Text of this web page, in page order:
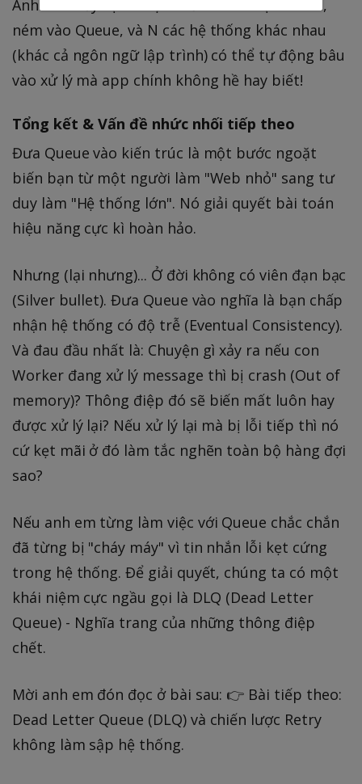
Anh em thấy sự kì diệu chưa? 1 tác vụ sinh ra,
ném vào Queue, và N các hệ thống khác nhau
(khác cả ngôn ngữ lập trình) có thể tự động bâu
vào xử lý mà app chính không hề hay biết!
Tổng kết & Vấn đề nhức nhối tiếp theo
Đưa Queue vào kiến trúc là một bước ngoặt
biến bạn từ một người làm "Web nhỏ" sang tư
duy làm "Hệ thống lớn". Nó giải quyết bài toán
hiệu năng cực kì hoàn hảo.
Nhưng (lại nhưng)... Ở đời không có viên đạn bạc
(Silver bullet). Đưa Queue vào nghĩa là bạn chấp
nhận hệ thống có độ trễ (Eventual Consistency).
Và đau đầu nhất là: Chuyện gì xảy ra nếu con
Worker đang xử lý message thì bị crash (Out of
memory)? Thông điệp đó sẽ biến mất luôn hay
được xử lý lại? Nếu xử lý lại mà bị lỗi tiếp thì nó
cứ kẹt mãi ở đó làm tắc nghẽn toàn bộ hàng đợi
sao?
Nếu anh em từng làm việc với Queue chắc chắn
đã từng bị "cháy máy" vì tin nhắn lỗi kẹt cứng
trong hệ thống. Để giải quyết, chúng ta có một
khái niệm cực ngầu gọi là DLQ (Dead Letter
Queue) - Nghĩa trang của những thông điệp
chết.
Mời anh em đón đọc ở bài sau: 👉 Bài tiếp theo:
Dead Letter Queue (DLQ) và chiến lược Retry
không làm sập hệ thống.